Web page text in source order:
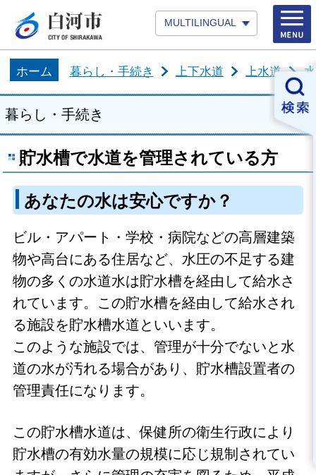
MULTILINGUAL
ホーム 暮らし・手続き 上下水道 上水道
暮らし・手続き
貯水槽で水道を管理されている方
あなたの水は安心ですか？
ビル・アパート・学校・病院などの高層建築
物や高台にある住居など、水圧の不足する建
物の多くの水道水は貯水槽を経由して給水さ
れています。この貯水槽を経由して給水され
る施設を貯水槽水道といいます。
このような施設では、管理が十分でないと水
道の水が汚れる場合があり、貯水槽設置者の
管理責任になります。
この貯水槽水道は、保健所の衛生行政により
貯水槽の有効水量の規模に応じ規制されてい